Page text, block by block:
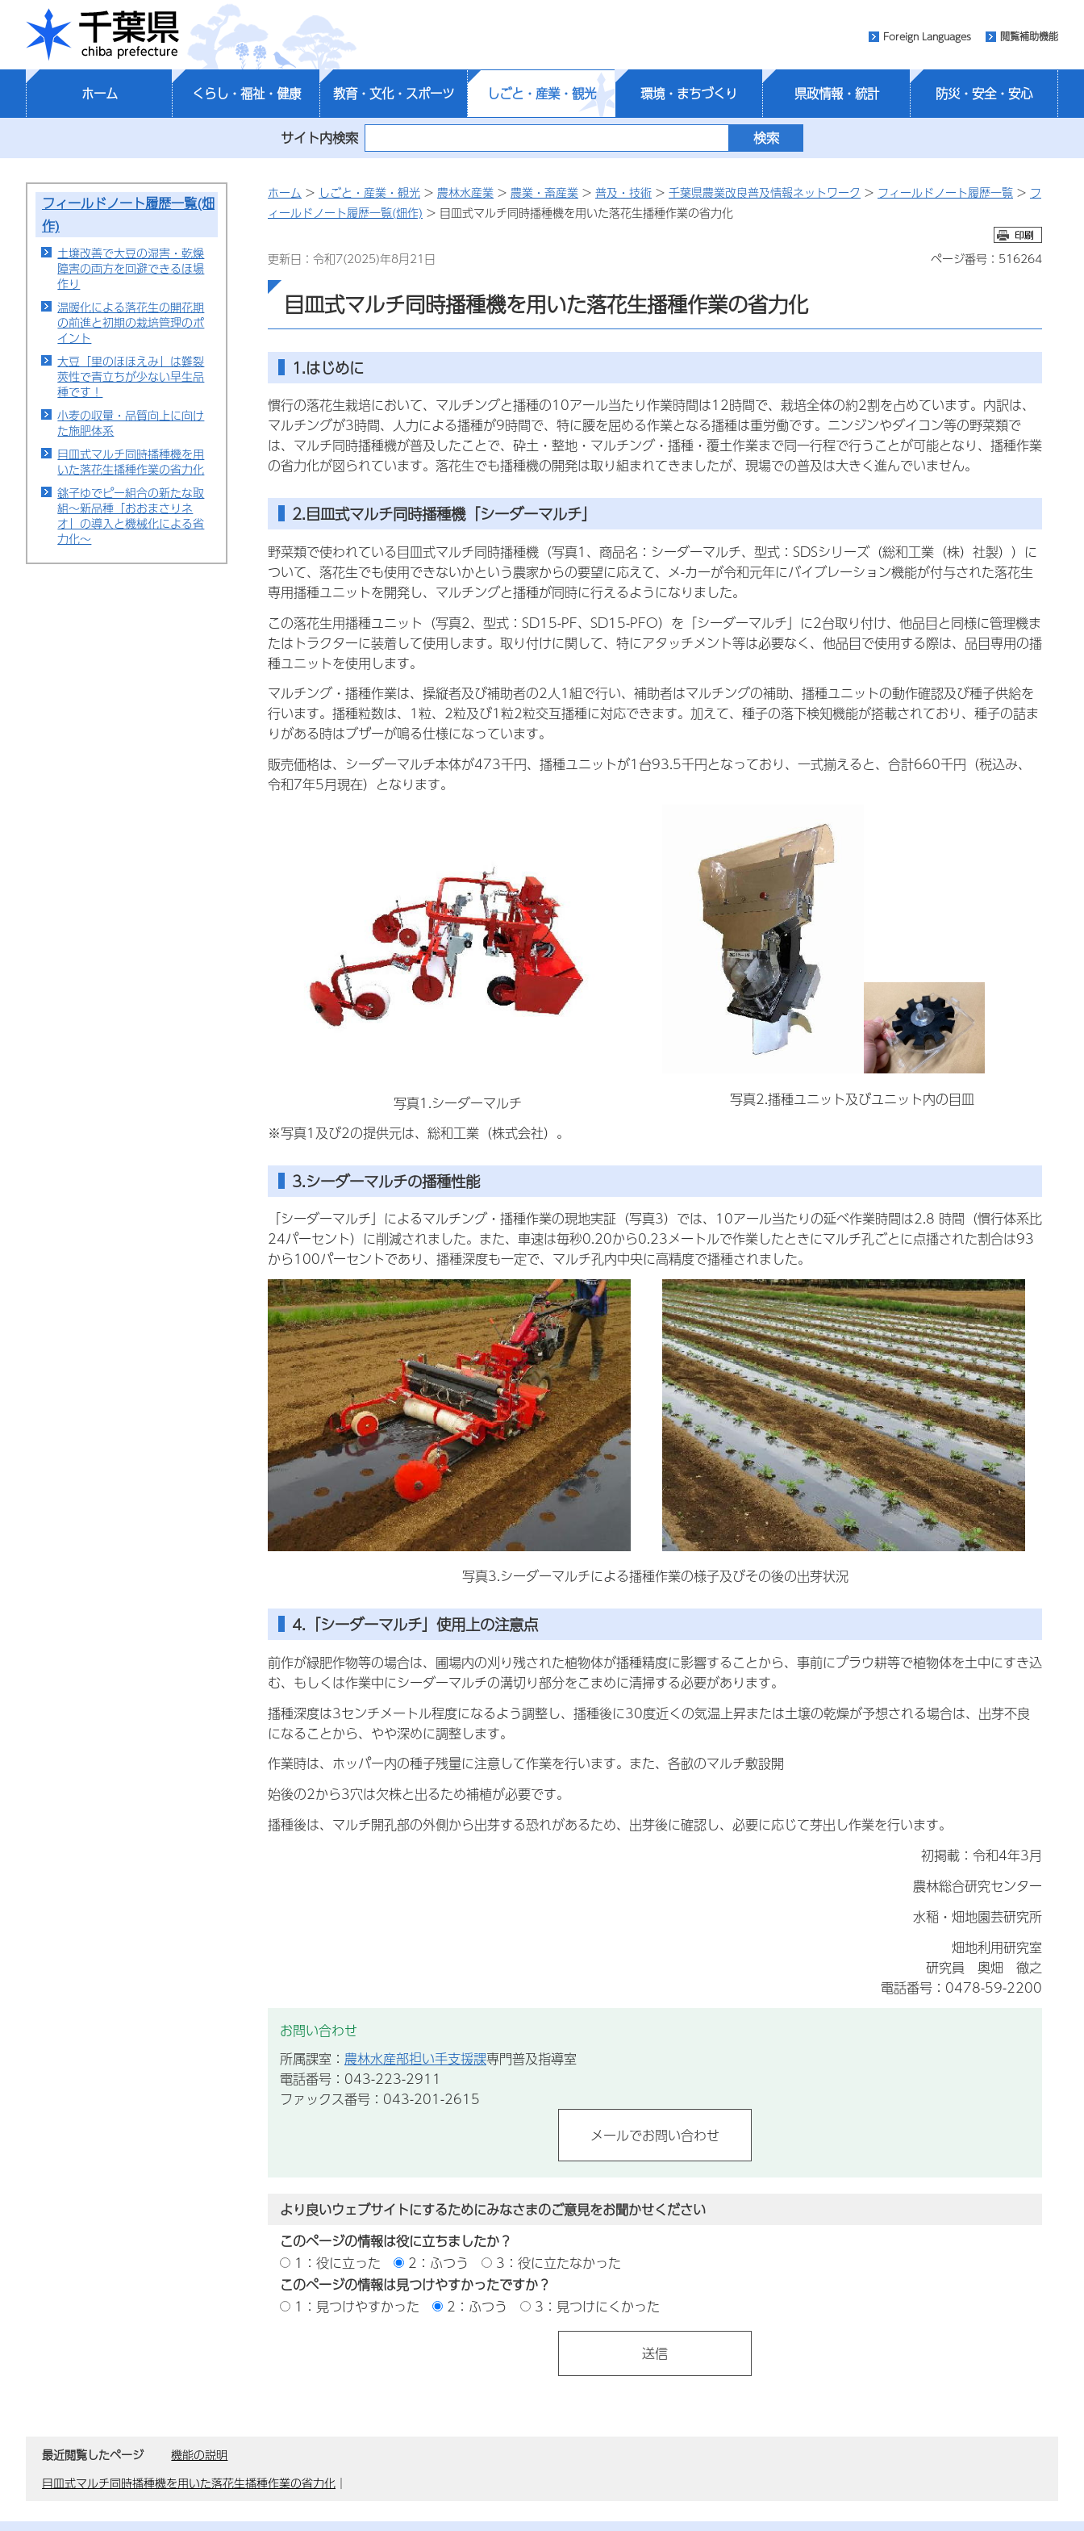
千葉県
Foreign Languages 閲覧補助機能
ホーム くらし・福祉・健康 教育・文化・スポーツ しごと・産業・観光 環境・まちづくり 県政情報・統計 防災・安全・安心
サイト内検索
フィールドノート履歴一覧(畑
作)
土壌改善で大豆の湿害・乾燥
障害の両方を回避できるほ場
作り
温暖化による落花生の開花期
の前進と初期の栽培管理のポ
イント
大豆「里のほほえみ」は難裂
莢性で青立ちが少ない早生品
種です！
小麦の収量・品質向上に向け
た施肥体系
目皿式マルチ同時播種機を用
いた落花生播種作業の省力化
銚子ゆでピー組合の新たな取
組～新品種「おおまさりネ
オ」の導入と機械化による省
力化～
ホーム > しごと・産業・観光 > 農林水産業 > 農業・畜産業 > 普及・技術 > 千葉県農業改良普及情報ネットワーク > フィールドノート履歴一覧 > フ
ィールドノート履歴一覧(畑作) > 目皿式マルチ同時播種機を用いた落花生播種作業の省力化
更新日：令和7(2025)年8月21日 ページ番号：516264
目皿式マルチ同時播種機を用いた落花生播種作業の省力化
1.はじめに
慣行の落花生栽培において、マルチングと播種の10アール当たり作業時間は12時間で、栽培全体の約2割を占めています。内訳は、
マルチングが3時間、人力による播種が9時間で、特に腰を屈める作業となる播種は重労働です。ニンジンやダイコン等の野菜類で
は、マルチ同時播種機が普及したことで、砕土・整地・マルチング・播種・覆土作業まで同一行程で行うことが可能となり、播種作業
の省力化が図られています。落花生でも播種機の開発は取り組まれてきましたが、現場での普及は大きく進んでいません。
2.目皿式マルチ同時播種機「シーダーマルチ」
野菜類で使われている目皿式マルチ同時播種機（写真1、商品名：シーダーマルチ、型式：SDSシリーズ（総和工業（株）社製））に
ついて、落花生でも使用できないかという農家からの要望に応えて、メ-カーが令和元年にバイブレーション機能が付与された落花生
専用播種ユニットを開発し、マルチングと播種が同時に行えるようになりました。
この落花生用播種ユニット（写真2、型式：SD15-PF、SD15-PFO）を「シーダーマルチ」に2台取り付け、他品目と同様に管理機ま
たはトラクターに装着して使用します。取り付けに関して、特にアタッチメント等は必要なく、他品目で使用する際は、品目専用の播
種ユニットを使用します。
マルチング・播種作業は、操縦者及び補助者の2人1組で行い、補助者はマルチングの補助、播種ユニットの動作確認及び種子供給を
行います。播種粒数は、1粒、2粒及び1粒2粒交互播種に対応できます。加えて、種子の落下検知機能が搭載されており、種子の詰ま
りがある時はブザーが鳴る仕様になっています。
販売価格は、シーダーマルチ本体が473千円、播種ユニットが1台93.5千円となっており、一式揃えると、合計660千円（税込み、
令和7年5月現在）となります。
写真1.シーダーマルチ
写真2.播種ユニット及びユニット内の目皿
※写真1及び2の提供元は、総和工業（株式会社）。
3.シーダーマルチの播種性能
「シーダーマルチ」によるマルチング・播種作業の現地実証（写真3）では、10アール当たりの延べ作業時間は2.8 時間（慣行体系比
24パーセント）に削減されました。また、車速は毎秒0.20から0.23メートルで作業したときにマルチ孔ごとに点播された割合は93
から100パーセントであり、播種深度も一定で、マルチ孔内中央に高精度で播種されました。
写真3.シーダーマルチによる播種作業の様子及びその後の出芽状況
4.「シーダーマルチ」使用上の注意点
前作が緑肥作物等の場合は、圃場内の刈り残された植物体が播種精度に影響することから、事前にプラウ耕等で植物体を土中にすき込
む、もしくは作業中にシーダーマルチの溝切り部分をこまめに清掃する必要があります。
播種深度は3センチメートル程度になるよう調整し、播種後に30度近くの気温上昇または土壌の乾燥が予想される場合は、出芽不良
になることから、やや深めに調整します。
作業時は、ホッパー内の種子残量に注意して作業を行います。また、各畝のマルチ敷設開
始後の2から3穴は欠株と出るため補植が必要です。
播種後は、マルチ開孔部の外側から出芽する恐れがあるため、出芽後に確認し、必要に応じて芽出し作業を行います。
初掲載：令和4年3月
農林総合研究センター
水稲・畑地園芸研究所
畑地利用研究室
研究員 奥畑 徹之
電話番号：0478-59-2200
お問い合わせ
所属課室： 農林水産部担い手支援課専門普及指導室
電話番号：043-223-2911
ファックス番号：043-201-2615
より良いウェブサイトにするためにみなさまのご意見をお聞かせください
このページの情報は役に立ちましたか？
1：役に立った
2：ふつう
3：役に立たなかった
このページの情報は見つけやすかったですか？
1：見つけやすかった
2：ふつう 3：見つけにくかった
最近閲覧したページ
機能の説明
目皿式マルチ同時播種機を用いた落花生播種作業の省力化 ｜